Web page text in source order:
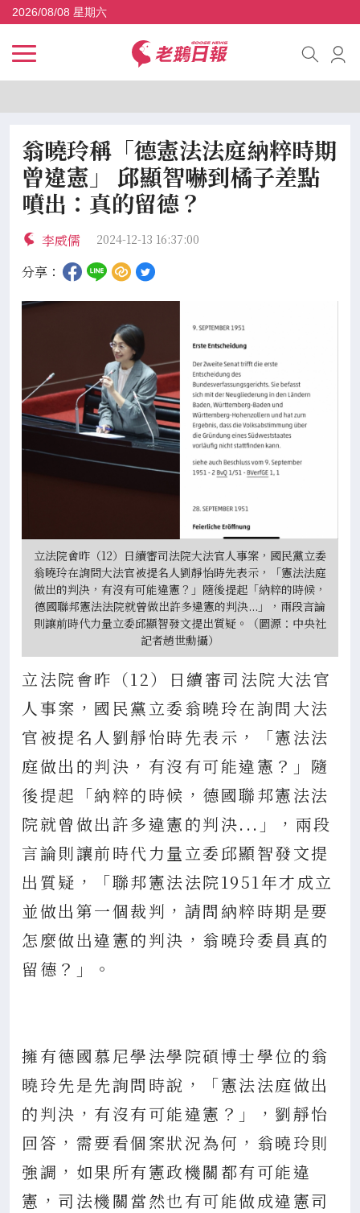
2026/08/08 星期六
翁曉玲稱「德憲法法庭納粹時期
曾違憲」 邱顯智嚇到橘子差點
噴出：真的留德？
李威儒 2024-12-13 16:37:00
分享：
立法院會昨（12）日續審司法院大法官人事案，國民黨立委
翁曉玲在詢問大法官被提名人劉靜怡時先表示，「憲法法庭
做出的判決，有沒有可能違憲？」隨後提起「納粹的時候，
德國聯邦憲法法院就曾做出許多違憲的判決...」，兩段言論
則讓前時代力量立委邱顯智發文提出質疑。（圖源：中央社
記者趙世勳攝）
立法院會昨（12）日續審司法院大法官
人事案，國民黨立委翁曉玲在詢問大法
官被提名人劉靜怡時先表示，「憲法法
庭做出的判決，有沒有可能違憲？」隨
後提起「納粹的時候，德國聯邦憲法法
院就曾做出許多違憲的判決...」，兩段
言論則讓前時代力量立委邱顯智發文提
出質疑，「聯邦憲法法院1951年才成立
並做出第一個裁判，請問納粹時期是要
怎麼做出違憲的判決，翁曉玲委員真的
留德？」。
擁有德國慕尼學法學院碩博士學位的翁
曉玲先是先詢問時說，「憲法法庭做出
的判決，有沒有可能違憲？」，劉靜怡
回答，需要看個案狀況為何，翁曉玲則
強調，如果所有憲政機關都有可能違
憲，司法機關當然也有可能做成違憲司